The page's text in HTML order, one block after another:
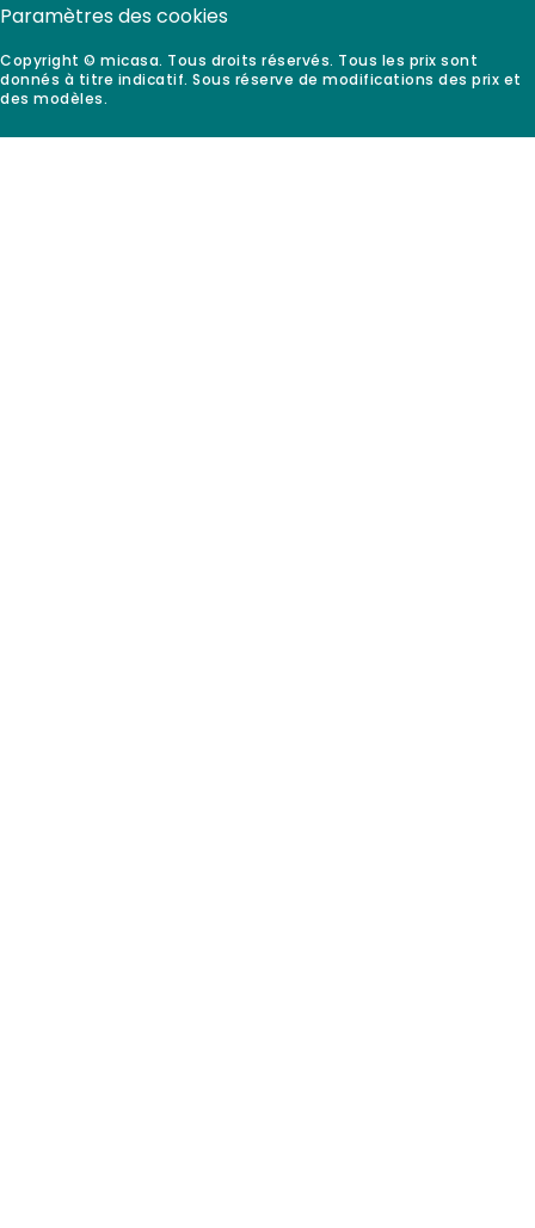
Copyright © micasa. Tous droits réservés. Tous les prix sont
donnés à titre indicatif. Sous réserve de modifications des prix et
des modèles.
Paramètres des cookies